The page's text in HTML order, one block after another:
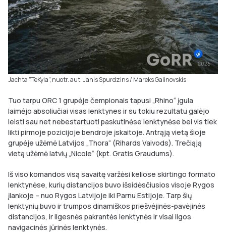
Jachta "TeKyla", nuotr. aut. Janis Spurdzins / Mareks Galinovskis
Tuo tarpu ORC 1 grupėje čempionais tapusi „Rhino“ įgula
laimėjo absoliučiai visas lenktynes ir su tokiu rezultatu galėjo
leisti sau net nebestartuoti paskutinėse lenktynėse bei vis tiek
likti pirmoje pozicijoje bendroje įskaitoje. Antrąją vietą šioje
grupėje užėmė Latvijos „Thora“ (Rihards Vaivods). Trečiąją
vietą užėmė latvių „Nicole“ (kpt. Gratis Graudums).
Iš viso komandos visą savaitę varžėsi keliose skirtingo formato
lenktynėse, kurių distancijos buvo išsidėsčiusios visoje Rygos
įlankoje – nuo Rygos Latvijoje iki Parnu Estijoje. Tarp šių
lenktynių buvo ir trumpos dinamiškos priešvėjinės-pavėjinės
distancijos, ir ilgesnės pakrantės lenktynės ir visai ilgos
navigacinės jūrinės lenktynės.